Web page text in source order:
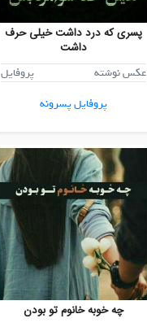
پسری که درد داشت خیلی حرف
داشت
عکس نوشته
پروفایل
پروفایل پسرونه
چه خوبه خانوم تو بودن